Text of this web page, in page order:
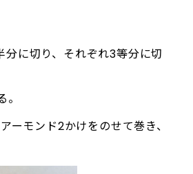
に切り、それぞれ3等分に切
モンド2かけをのせて巻き、